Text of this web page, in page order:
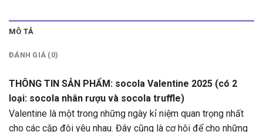
MÔ TẢ
ĐÁNH GIÁ (0)
THÔNG TIN SẢN PHẨM: socola Valentine 2025 (có 2
loại: socola nhân rượu và socola truffle)
Valentine là một trong những ngày kỉ niệm quan trọng nhất
cho các cặp đôi yêu nhau. Đây cũng là cơ hội để cho những